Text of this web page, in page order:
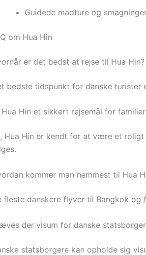
Guidede madture og
om Hua Hin
er det bedst at rejse til Hua Hin?
bedste tidspunkt for danske
Hua Hin et sikkert rejsemål for
Hua Hin er kendt for at være et
kommer man nemmest til Hua
fleste danskere flyver til Bangkok
der visum for danske
statsborgere kan opholde sig